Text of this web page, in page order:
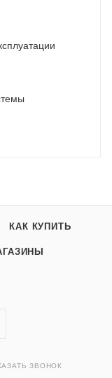
КАК КУПИТЬ
ЗВОНОК